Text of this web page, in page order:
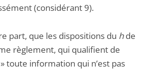
(considérant 9).
part, que les dispositions du hde
règlement, qui qualifient de
» toute information qui n’est pas